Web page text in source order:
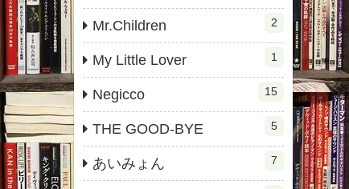
Mr.Children 2
My Little Lover 1
Negicco 15
THE GOOD-BYE 5
あいみょん 7